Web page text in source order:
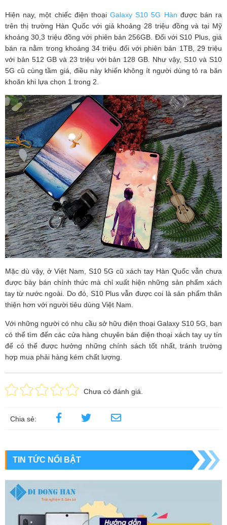
Hiện nay, một chiếc điện thoại Galaxy S10 5G Hàn được bán ra
trên thị trường Hàn Quốc với giá khoảng 28 triệu đồng và tại Mỹ
khoảng 30,3 triệu đồng với phiên bản 256GB. Đối với S10 Plus, giá
bán ra nằm trong khoảng 34 triệu đối với phiên bản 1TB, 29 triệu
với bản 512 GB và 23 triệu với bản 128 GB. Như vậy, S10 và S10
5G cũ cùng tầm giá, điều này khiến không ít người dùng tỏ ra băn
khoăn khi lựa chọn 1 trong 2.
Mặc dù vậy, ở Việt Nam, S10 5G cũ xách tay Hàn Quốc vẫn chưa
được bày bán chính thức mà chỉ xuất hiện những sản phẩm xách
tay từ nước ngoài. Do đó, S10 Plus vẫn được coi là sản phẩm thân
thiện hơn với người tiêu dùng Việt Nam.
Với những người có nhu cầu sở hữu điện thoại Galaxy S10 5G, bạn
có thể tìm đến các cửa hàng chuyên bán điện thoại xách tay uy tín
để có thể được hưởng những chính sách tốt nhất, tránh trường
hợp mua phải hàng kém chất lượng.
Chưa có đánh giá.
Chia sẻ:
TIN TỨC NỔI BẬT